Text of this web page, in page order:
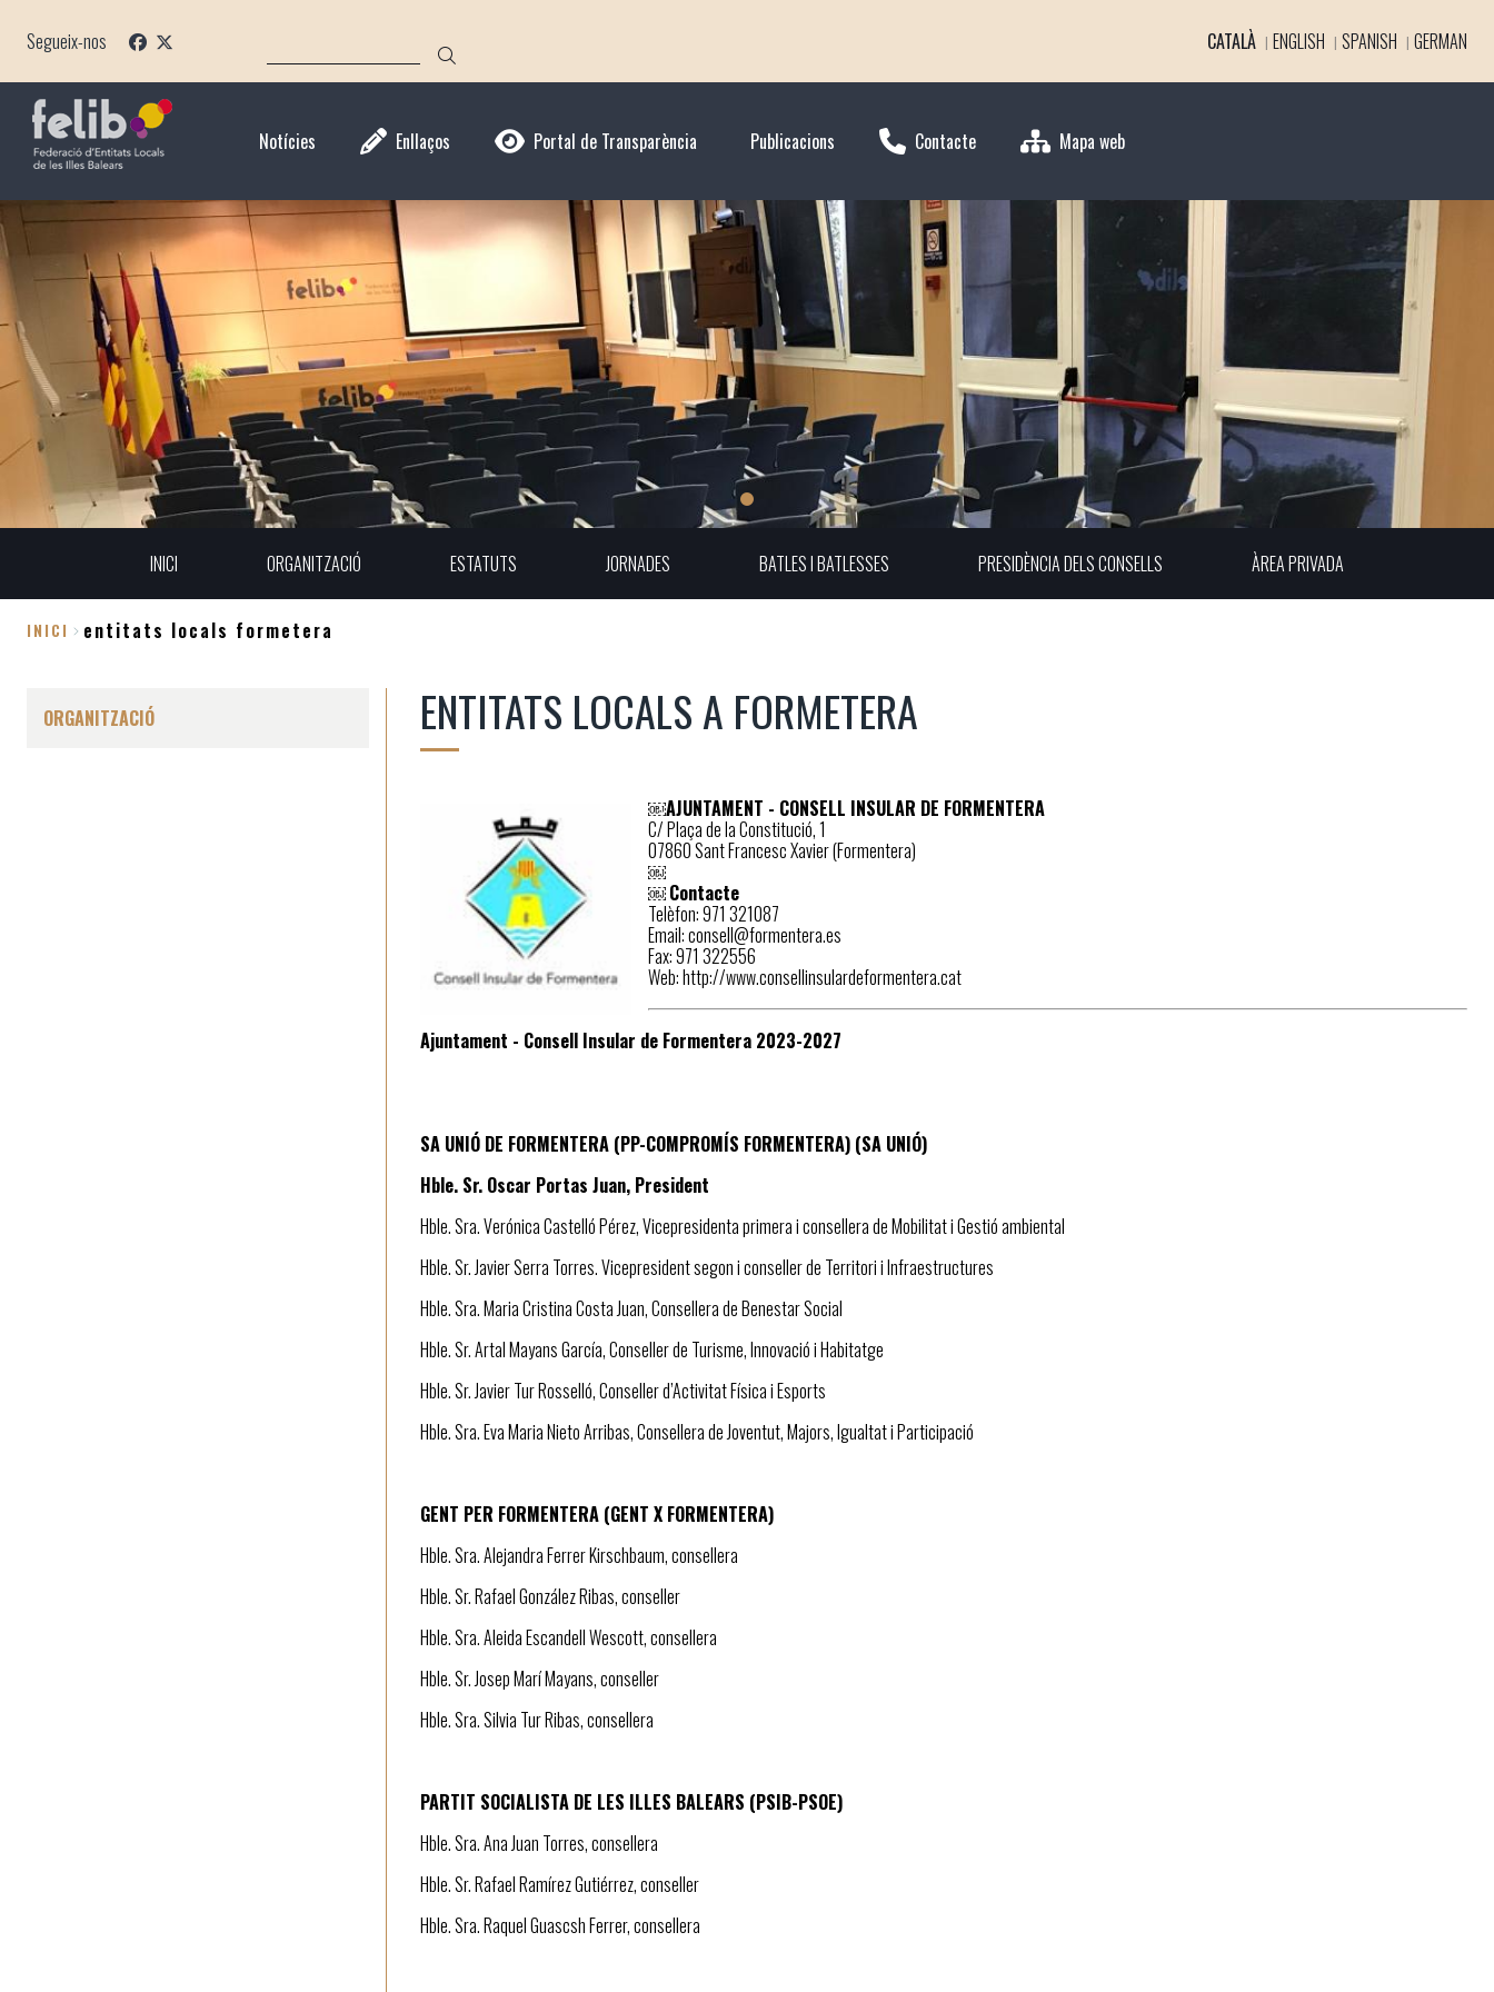
Segueix-nos CATALÀ ENGLISH SPANISH GERMAN
Notícies Enllaços Portal de Transparència Publicacions Contacte Mapa web
INICI ORGANITZACIÓ ESTATUTS JORNADES BATLES I BATLESSES PRESIDÈNCIA DELS CONSELLS ÀREA PRIVADA
d'Ariadna
INICI entitats locals formetera
ORGANITZACIÓ ENTITATS LOCALS A FORMETERA
￼AJUNTAMENT - CONSELL INSULAR DE FORMENTERA
C/ Plaça de la Constitució, 1
07860 Sant Francesc Xavier (Formentera)
￼
￼Contacte
Telèfon: 971 321087
Email: consell@formentera.es
Fax: 971 322556
Web: http://www.consellinsulardeformentera.cat
Ajuntament - Consell Insular de Formentera 2023-2027
SA UNIÓ DE FORMENTERA (PP-COMPROMÍS FORMENTERA) (SA UNIÓ)
Hble. Sr. Oscar Portas Juan, President
Hble. Sra. Verónica Castelló Pérez, Vicepresidenta primera i consellera de Mobilitat i Gestió ambiental
Hble. Sr. Javier Serra Torres. Vicepresident segon i conseller de Territori i Infraestructures
Hble. Sra. Maria Cristina Costa Juan, Consellera de Benestar Social
Hble. Sr. Artal Mayans García, Conseller de Turisme, Innovació i Habitatge
Hble. Sr. Javier Tur Rosselló, Conseller d’Activitat Física i Esports
Hble. Sra. Eva Maria Nieto Arribas, Consellera de Joventut, Majors, Igualtat i Participació
GENT PER FORMENTERA (GENT X FORMENTERA)
Hble. Sra. Alejandra Ferrer Kirschbaum, consellera
Hble. Sr. Rafael González Ribas, conseller
Hble. Sra. Aleida Escandell Wescott, consellera
Hble. Sr. Josep Marí Mayans, conseller
Hble. Sra. Silvia Tur Ribas, consellera
PARTIT SOCIALISTA DE LES ILLES BALEARS (PSIB-PSOE)
Hble. Sra. Ana Juan Torres, consellera
Hble. Sr. Rafael Ramírez Gutiérrez, conseller
Hble. Sra. Raquel Guascsh Ferrer, consellera